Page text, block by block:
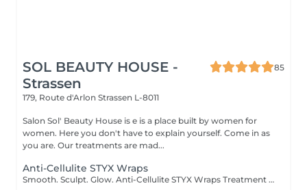
SOL BEAUTY HOUSE -
Strassen
85
179, Route d'Arlon Strassen L-8011
Salon Sol' Beauty House is e is a place built by women for
women. Here you don't have to explain yourself. Come in as
you are. Our treatments are mad...
Anti-Cellulite STYX Wraps
Smooth. Sculpt. Glow. Anti-Cellulite STYX Wraps Treatment Say goodbye to stubborn cellulite and hello to smoother, firmer skin! Our STYX Wraps are a powerful anti-cellulite treatment that uses natural active ingredients and compression bandages to visibly tone and detox your body. What it does: Targets and reduces the appearance of cellulite Boosts circulation and lymphatic flow Firms, smooths, and hydrates the skin Helps contour problem areas Feel the tightening effect from the first session and enjoy a refreshed, sculpted silhouette. Perfect as a single treatment or a course for long-term results. Ready to wrap your way to confidence?